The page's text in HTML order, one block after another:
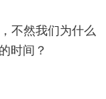
不然我们为什么
时间？